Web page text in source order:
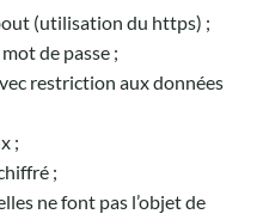
(utilisation du https) ;
de passe ;
restriction aux données
;
;
ne font pas l’objet de